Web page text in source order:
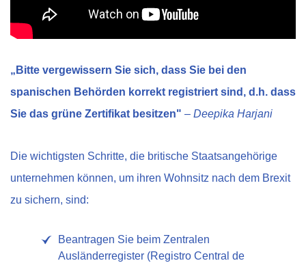
„Bitte vergewissern Sie sich, dass Sie bei den
spanischen Behörden korrekt registriert sind, d.h. dass
Sie das grüne Zertifikat besitzen" – Deepika Harjani
Die wichtigsten Schritte, die britische Staatsangehörige
unternehmen können, um ihren Wohnsitz nach dem Brexit
zu sichern, sind:
Beantragen Sie beim Zentralen
Ausländerregister (Registro Central de